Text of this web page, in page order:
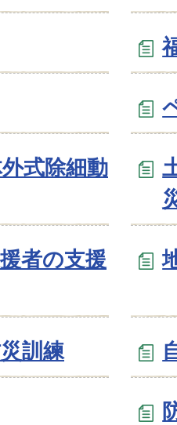
式除細動
者の支援
訓練